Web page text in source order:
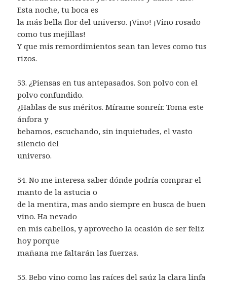
Esta noche, tu boca es
la más bella flor del universo. ¡Vino! ¡Vino rosado
como tus mejillas!
Y que mis remordimientos sean tan leves como tus
rizos.
53. ¿Piensas en tus antepasados. Son polvo con el
polvo confundido.
¿Hablas de sus méritos. Mírame sonreír. Toma este
ánfora y
bebamos, escuchando, sin inquietudes, el vasto
silencio del
universo.
54. No me interesa saber dónde podría comprar el
manto de la astucia o
de la mentira, mas ando siempre en busca de buen
vino. Ha nevado
en mis cabellos, y aprovecho la ocasión de ser feliz
hoy porque
mañana me faltarán las fuerzas.
55. Bebo vino como las raíces del saúz la clara linfa